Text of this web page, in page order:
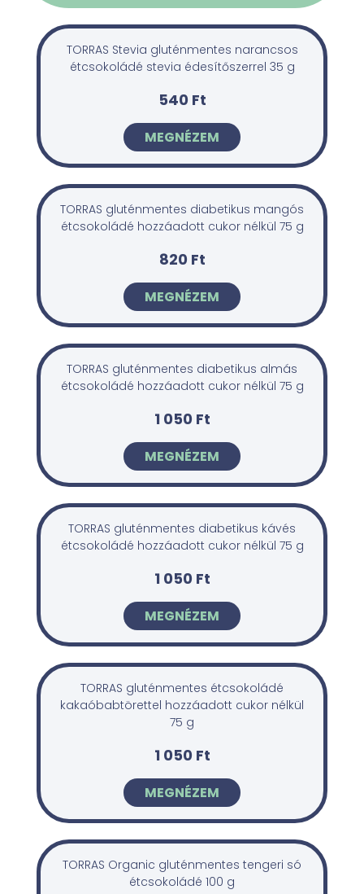
TORRAS Stevia gluténmentes narancsos
étcsokoládé stevia édesítőszerrel 35 g
540 Ft
MEGNÉZEM
TORRAS gluténmentes diabetikus mangós
étcsokoládé hozzáadott cukor nélkül 75 g
820 Ft
MEGNÉZEM
TORRAS gluténmentes diabetikus almás
étcsokoládé hozzáadott cukor nélkül 75 g
1 050 Ft
MEGNÉZEM
TORRAS gluténmentes diabetikus kávés
étcsokoládé hozzáadott cukor nélkül 75 g
1 050 Ft
MEGNÉZEM
TORRAS gluténmentes étcsokoládé
kakaóbabtörettel hozzáadott cukor nélkül
75 g
1 050 Ft
MEGNÉZEM
TORRAS Organic gluténmentes tengeri só
étcsokoládé 100 g